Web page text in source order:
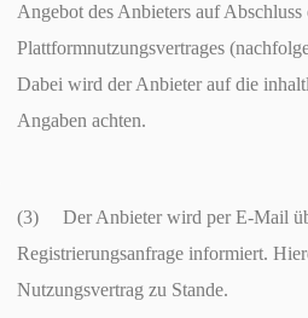
Angebot des Anbieters auf Abschluss
Plattformnutzungsvertrages
Dabei wird der Anbieter auf die
Angaben achten.
(3) Der Anbieter wird per E-Mail
Registrierungsanfrage informiert.
Nutzungsvertrag zu Stande.